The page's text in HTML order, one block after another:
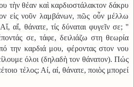
τὴν θέαν καὶ καρδιοστάλακτον δάκρυ
εἰς νοῦν λαμβάνων, πῶς οὖν μέλλω
αἴ, θάνατε, τίς δύναται φυγεῖν σε; ''
σε, τάφε, δειλιάζω στη θεωρία
την καρδιά μου, φέροντας στον νου
όλοι (δηλαδὴ τον θάνατον). Πώς
τέλος; Αί, αί, θάνατε, ποιὸς μπορεί